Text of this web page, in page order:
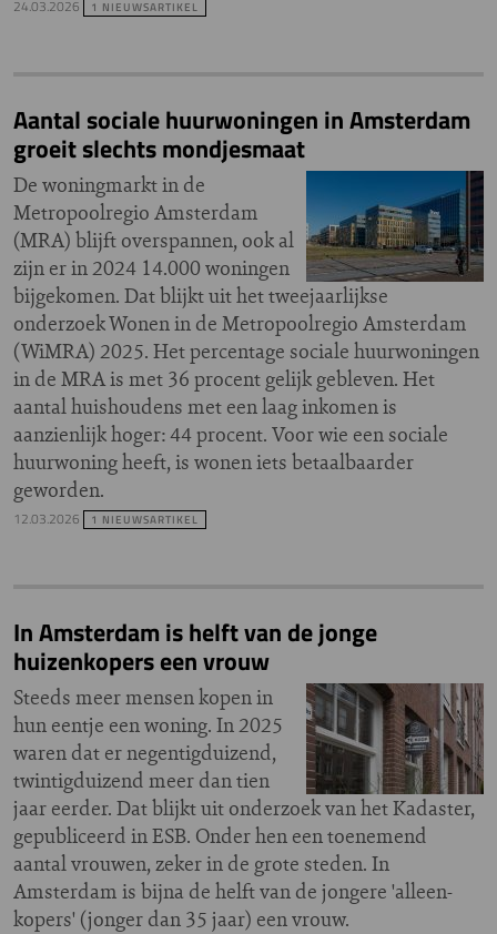
24.03.2026 1 NIEUWSARTIKEL
Aantal sociale huurwoningen in Amsterdam
groeit slechts mondjesmaat
De woningmarkt in de
Metropoolregio Amsterdam
(MRA) blijft overspannen, ook al
zijn er in 2024 14.000 woningen
bijgekomen. Dat blijkt uit het tweejaarlijkse
onderzoek Wonen in de Metropoolregio Amsterdam
(WiMRA) 2025. Het percentage sociale huurwoningen
in de MRA is met 36 procent gelijk gebleven. Het
aantal huishoudens met een laag inkomen is
aanzienlijk hoger: 44 procent. Voor wie een sociale
huurwoning heeft, is wonen iets betaalbaarder
geworden.
12.03.2026 1 NIEUWSARTIKEL
In Amsterdam is helft van de jonge
huizenkopers een vrouw
Steeds meer mensen kopen in
hun eentje een woning. In 2025
waren dat er negentigduizend,
twintigduizend meer dan tien
jaar eerder. Dat blijkt uit onderzoek van het Kadaster,
gepubliceerd in ESB. Onder hen een toenemend
aantal vrouwen, zeker in de grote steden. In
Amsterdam is bijna de helft van de jongere 'alleen-
kopers' (jonger dan 35 jaar) een vrouw.